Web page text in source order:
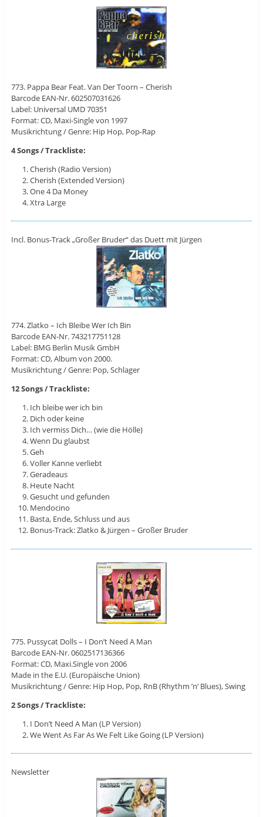
773. Pappa Bear Feat. Van Der Toorn – Cherish
Barcode EAN-Nr. 602507031626
Label: Universal UMD 70351
Format: CD, Maxi-Single von 1997
Musikrichtung / Genre: Hip Hop, Pop-Rap
4 Songs / Trackliste:
Cherish (Radio Version)
Cherish (Extended Version)
One 4 Da Money
Xtra Large
Incl. Bonus-Track „Großer Bruder“ das Duett mit Jürgen
774. Zlatko – Ich Bleibe Wer Ich Bin
Barcode EAN-Nr. 743217751128
Label: BMG Berlin Musik GmbH
Format: CD, Album von 2000.
Musikrichtung / Genre: Pop, Schlager
12 Songs / Trackliste:
Ich bleibe wer ich bin
Dich oder keine
Ich vermiss Dich… (wie die Hölle)
Wenn Du glaubst
Geh
Voller Kanne verliebt
Geradeaus
Heute Nacht
Gesucht und gefunden
Mendocino
Basta, Ende, Schluss und aus
Bonus-Track: Zlatko & Jürgen – Großer Bruder
775. Pussycat Dolls – I Don’t Need A Man
Barcode EAN-Nr. 0602517136366
Format: CD, Maxi.Single von 2006
Made in the E.U. (Europäische Union)
Musikrichtung / Genre: Hip Hop, Pop, RnB (Rhythm ’n‘ Blues), Swing
2 Songs / Trackliste:
I Don’t Need A Man (LP Version)
We Went As Far As We Felt Like Going (LP Version)
Newsletter